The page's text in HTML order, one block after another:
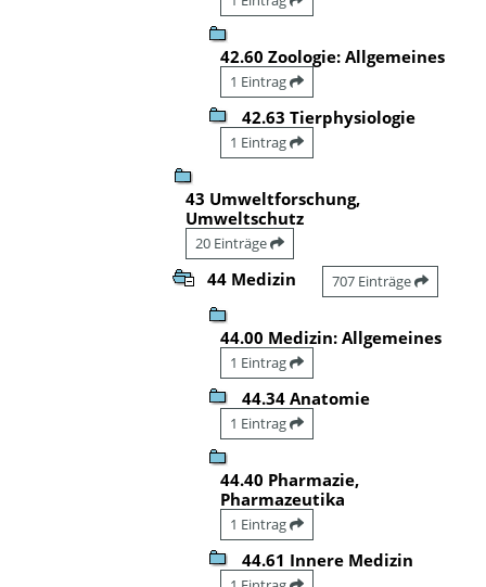
42.60 Zoologie: Allgemeines
1 Eintrag
42.63 Tierphysiologie
1 Eintrag
43 Umweltforschung,
Umweltschutz
20 Einträge
44 Medizin 707 Einträge
44.00 Medizin: Allgemeines
1 Eintrag
44.34 Anatomie
1 Eintrag
44.40 Pharmazie,
Pharmazeutika
1 Eintrag
44.61 Innere Medizin